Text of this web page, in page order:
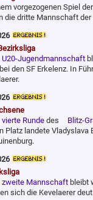
vorgezogenen Spiel
die dritte Mannschaft
U20-Jugend­mann­schaft
den SF Erkelenz. In
vierte Runde des
Blitz-
Platz landete
zweite Mannschaft bleibt
sich die Kevelaerer